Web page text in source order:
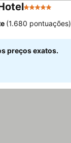
5 Estrelas
(1.680 pontuações)
preços exatos.